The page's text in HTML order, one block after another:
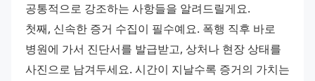
공통적으로 강조하는 사항들을 알려드릴게요.
첫째, 신속한 증거 수집이 필수예요. 폭행 직후 바로
병원에 가서 진단서를 발급받고, 상처나 현장 상태를
사진으로 남겨두세요. 시간이 지날수록 증거의 가치는